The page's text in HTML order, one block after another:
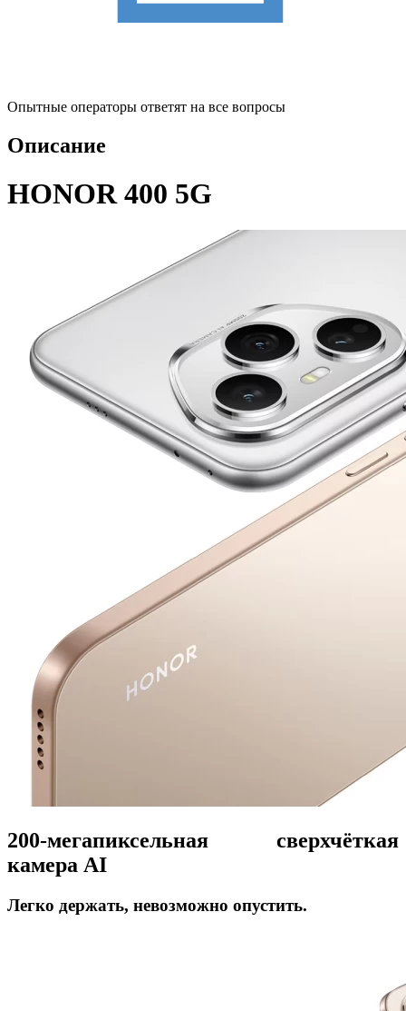
Опытные операторы ответят на все вопросы
Описание
HONOR 400 5G
200-мегапиксельная сверхчёткая
камера AI
Легко держать, невозможно опустить.